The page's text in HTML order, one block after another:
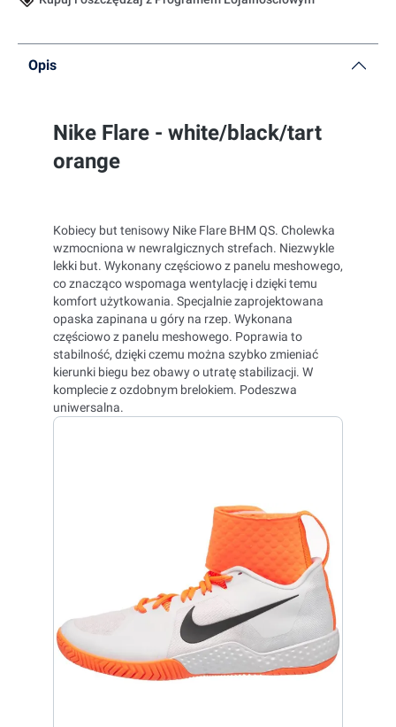
Opis
Nike Flare - white/black/tart
orange
Kobiecy but tenisowy Nike Flare BHM QS. Cholewka
wzmocniona w newralgicznych strefach. Niezwykle
lekki but. Wykonany częściowo z panelu meshowego,
co znacząco wspomaga wentylację i dzięki temu
komfort użytkowania. Specjalnie zaprojektowana
opaska zapinana u góry na rzep. Wykonana
częściowo z panelu meshowego. Poprawia to
stabilność, dzięki czemu można szybko zmieniać
kierunki biegu bez obawy o utratę stabilizacji. W
komplecie z ozdobnym brelokiem. Podeszwa
uniwersalna.